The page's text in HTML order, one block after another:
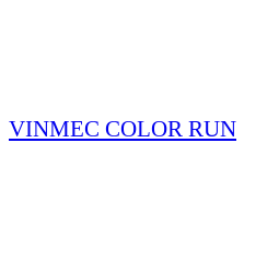
VINMEC COLOR RUN